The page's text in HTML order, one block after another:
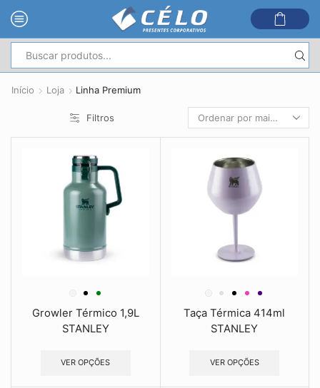
de
Início Loja Linha Premium
Filtros
Growler Térmico 1,9L
STANLEY
VER OPÇÕES
Taça Térmica 414ml
STANLEY
VER OPÇÕES